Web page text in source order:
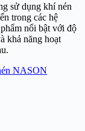
sử dụng khí nén
trong các hệ
nổi bật với độ
khả năng hoạt
NASON